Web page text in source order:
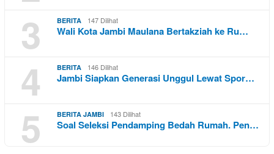
3 BERITA 147 Dilihat
Wali Kota Jambi Maulana Bertakziah ke Ru…
4 BERITA 146 Dilihat
Jambi Siapkan Generasi Unggul Lewat Spor…
5 BERITA JAMBI 143 Dilihat
Soal Seleksi Pendamping Bedah Rumah. Pen…